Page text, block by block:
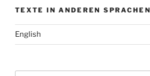
TEXTE IN ANDEREN SPRACHEN
English